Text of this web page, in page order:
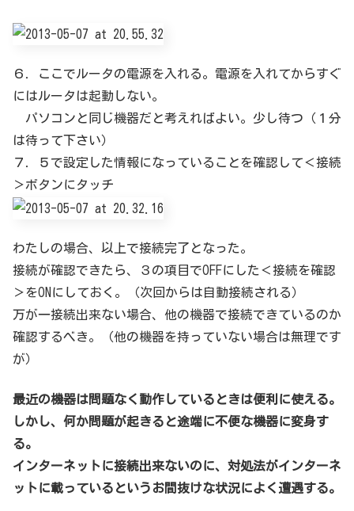
６．ここでルータの電源を入れる。電源を入れてからすぐ
にはルータは起動しない。
パソコンと同じ機器だと考えればよい。少し待つ（１分
は待って下さい）
７．５で設定した情報になっていることを確認して＜接続
＞ボタンにタッチ
わたしの場合、以上で接続完了となった。
接続が確認できたら、３の項目でOFFにした＜接続を確認
＞をONにしておく。（次回からは自動接続される）
万が一接続出来ない場合、他の機器で接続できているのか
確認するべき。（他の機器を持っていない場合は無理です
が）
最近の機器は問題なく動作しているときは便利に使える。
しかし、何か問題が起きると途端に不便な機器に変身す
る。
インターネットに接続出来ないのに、対処法がインターネ
ットに載っているというお間抜けな状況によく遭遇する。